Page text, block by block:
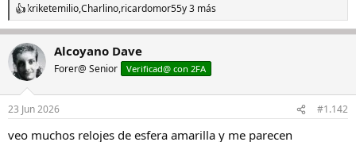
R
e
a
c
c
i
n
e
kriketemilio,Charlino,ricardomor55y 3 más
Alcoyano Dave
Forer@ Senior Verificad@ con 2FA
23 Jun 2026 #1.142
veo muchos relojes de esfera amarilla y me parecen